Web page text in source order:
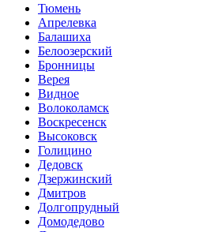
Тюмень
Апрелевка
Балашиха
Белоозерский
Бронницы
Верея
Видное
Волоколамск
Воскресенск
Высоковск
Голицино
Дедовск
Дзержинский
Дмитров
Долгопрудный
Домодедово